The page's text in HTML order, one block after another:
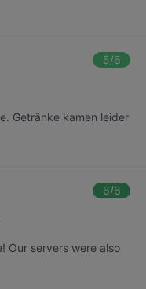
5/6
Getränke kamen leider
6/6
Our servers were also